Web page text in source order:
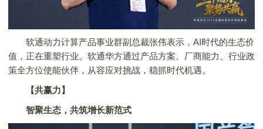
软通动力计算产品事业群副总裁张伟表示，AI时代的生态价
值，正在重塑行业。软通华方通过产品方案、厂商能力、行业政
策全方位使能伙伴，从容应对挑战，稳抓时代机遇。
【共赢力】
智聚生态，共筑增长新范式